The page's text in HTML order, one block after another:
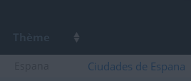
Thème
Ciudades de Espana